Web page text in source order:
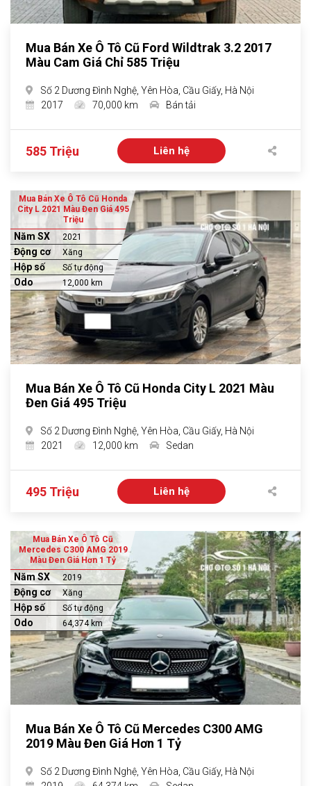
Mua Bán Xe Ô Tô Cũ Ford Wildtrak 3.2 2017
Màu Cam Giá Chỉ 585 Triệu
Số 2 Dương Đình Nghệ, Yên Hòa, Cầu Giấy, Hà Nội
2017
70,000 km Bán tải
585 Triệu Liên hệ
Mua Bán Xe Ô Tô Cũ Honda
City L 2021 Màu Đen Giá 495
Triệu
Năm SX 2021
Động cơ Xăng
Hộp số Số tự động
Odo 12,000 km
Mua Bán Xe Ô Tô Cũ Honda City L 2021 Màu
Đen Giá 495 Triệu
Số 2 Dương Đình Nghệ, Yên Hòa, Cầu Giấy, Hà Nội
2021
12,000 km Sedan
495 Triệu Liên hệ
Mua Bán Xe Ô Tô Cũ
Mercedes C300 AMG 2019
Màu Đen Giá Hơn 1 Tỷ
Năm SX 2019
Động cơ Xăng
Hộp số Số tự động
Odo 64,374 km
Mua Bán Xe Ô Tô Cũ Mercedes C300 AMG
2019 Màu Đen Giá Hơn 1 Tỷ
Số 2 Dương Đình Nghệ, Yên Hòa, Cầu Giấy, Hà Nội